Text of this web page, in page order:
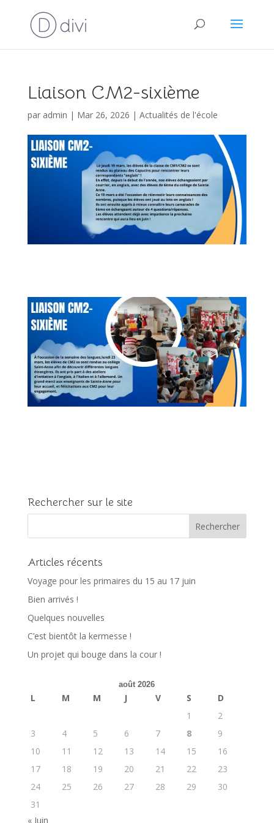
Liaison CM2-sixième
par admin | Mar 26, 2026 | Actualités de l'école
Rechercher sur le site
Articles récents
Voyage pour les primaires du 15 au 17 juin
Bien arrivés !
Quelques nouvelles
C’est bientôt la kermesse !
Un projet qui bouge dans la cour !
août 2026
L M M J V S
D
1
2
3
4 5 6 7 8
9
10
11 12 13 14 15
16
17
18 19 20 21 22
23
24
25 26 27 28 29
30
31
« Juin